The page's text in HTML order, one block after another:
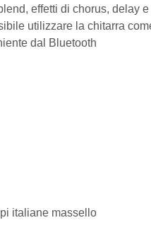
effetti di chorus, delay
utilizzare la chitarra
dal Bluetooth
italiane massello